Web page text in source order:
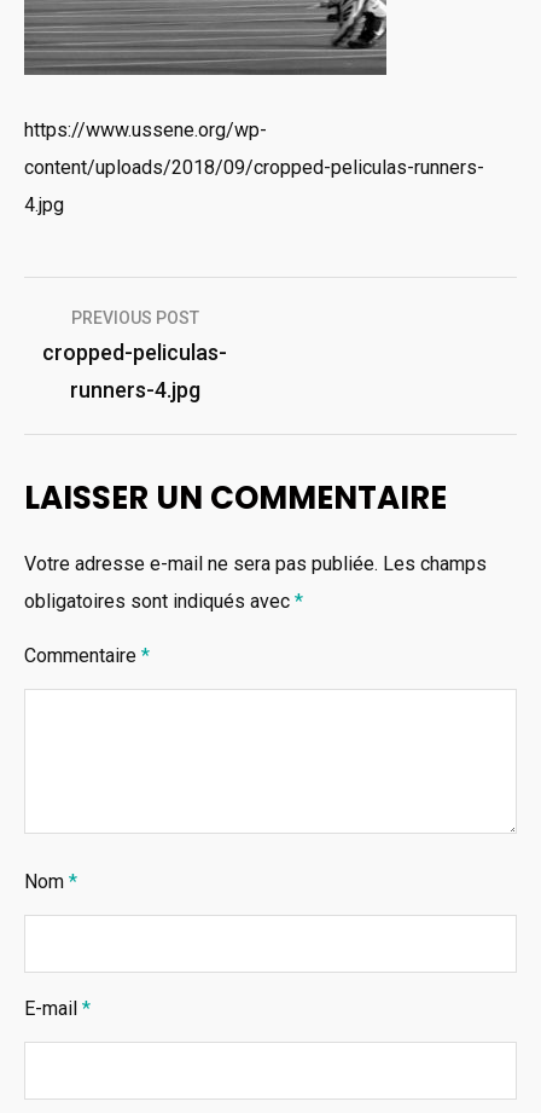
https://www.ussene.org/wp-
content/uploads/2018/09/cropped-peliculas-runners-
4.jpg
Navigation
de
l’article
PREVIOUS POST
cropped-peliculas-
runners-4.jpg
LAISSER UN COMMENTAIRE
Votre adresse e-mail ne sera pas publiée. Les champs
obligatoires sont indiqués avec *
Commentaire *
Nom *
E-mail *